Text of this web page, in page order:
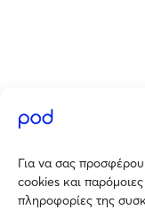
Για να σας
cookies και
πληροφορίες της